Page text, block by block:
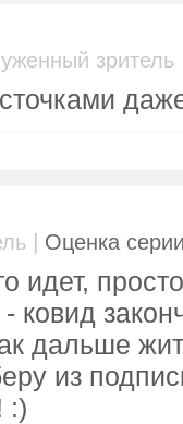
зритель
| Оценка
идет,
ковид
дальше
из
:)